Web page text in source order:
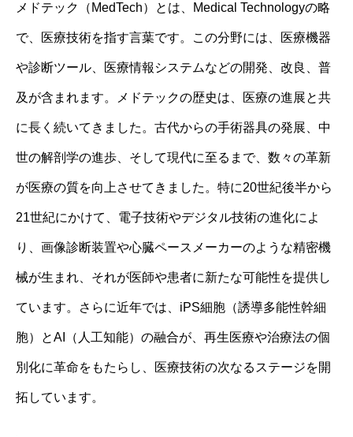
メドテック（MedTech）とは、Medical Technologyの略
で、医療技術を指す言葉です。この分野には、医療機器
や診断ツール、医療情報システムなどの開発、改良、普
及が含まれます。メドテックの歴史は、医療の進展と共
に長く続いてきました。古代からの手術器具の発展、中
世の解剖学の進歩、そして現代に至るまで、数々の革新
が医療の質を向上させてきました。特に20世紀後半から
21世紀にかけて、電子技術やデジタル技術の進化によ
り、画像診断装置や心臓ペースメーカーのような精密機
械が生まれ、それが医師や患者に新たな可能性を提供し
ています。さらに近年では、iPS細胞（誘導多能性幹細
胞）とAI（人工知能）の融合が、再生医療や治療法の個
別化に革命をもたらし、医療技術の次なるステージを開
拓しています。